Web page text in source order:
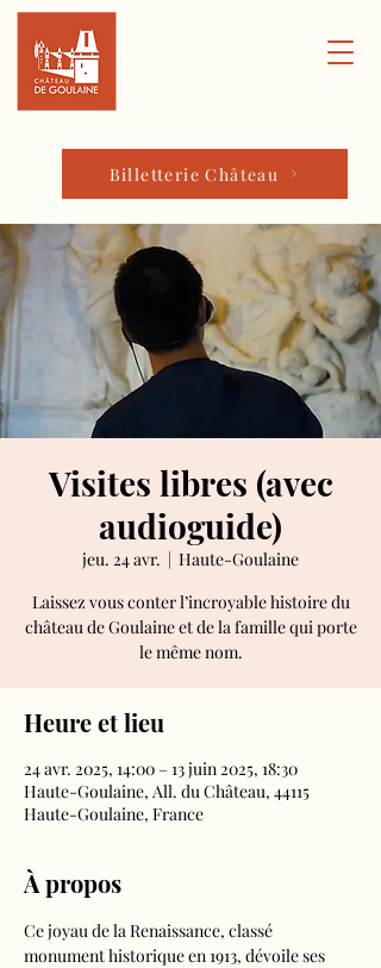
Billetterie Château
Visites libres (avec
audioguide)
jeu. 24 avr.
  |
Haute-Goulaine
Laissez vous conter l’incroyable histoire du
château de Goulaine et de la famille qui porte
le même nom.
Heure et lieu
24 avr. 2025, 14:00 – 13 juin 2025, 18:30
Haute-Goulaine, All. du Château, 44115
Haute-Goulaine, France
À propos
Ce joyau de la Renaissance, classé
monument historique en 1913, dévoile ses